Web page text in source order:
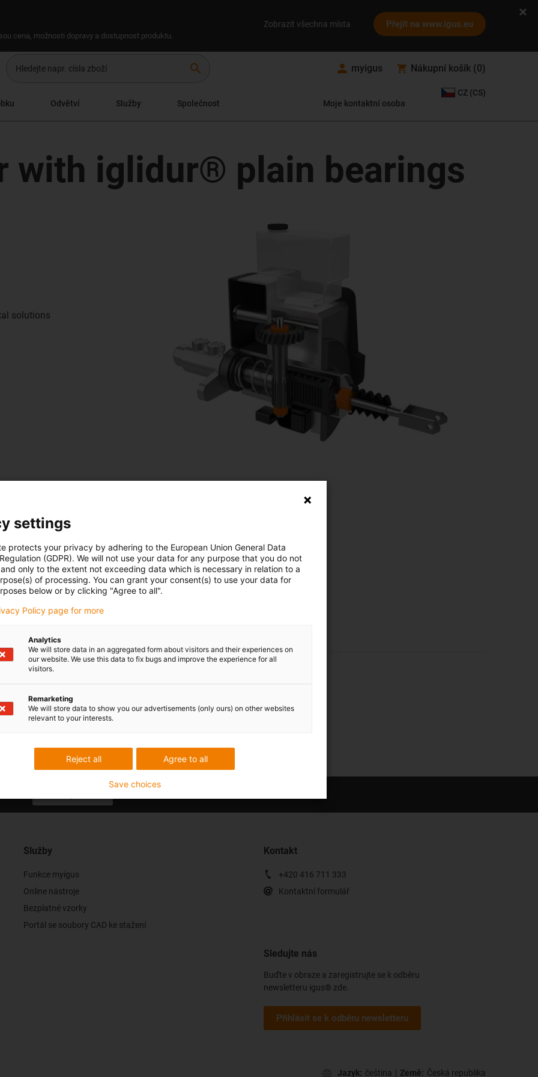
cena, možnosti dopravy a dostupnost produktu.
Zobrazit všechna místa Přejít na www.igus.eu
search myigus Nákupní košík (0)
Odvětví Služby Společnost Moje kontaktní osoba
CZ (CS)
with iglidur® plain bearings
solutions
industry
from very different areas of use
of industry and type of use
Služby
Funkce myigus
Online nástroje
Bezplatné vzorky
Portál se soubory CAD ke stažení
Kontakt
+420 416 711 333
Kontaktní formulář
Sledujte nás
Buďte v obraze a zaregistrujte se k odběru
newsletteru igus® zde.
Přihlásit se k odběru newsletteru
Jazyk: čeština | Země: Česká republika
settings
protects your privacy by adhering to the European Union General Data
(GDPR). We will not use your data for any purpose that you do not
only to the extent not exceeding data which is necessary in relation to a
of processing. You can grant your consent(s) to use your data for
below or by clicking "Agree to all".
Policy page for more
Analytics
We will store data in an aggregated form about visitors and their experiences on
our website. We use this data to fix bugs and improve the experience for all
visitors.
Remarketing
We will store data to show you our advertisements (only ours) on other websites
relevant to your interests.
Agree to all
Reject all
Save choices